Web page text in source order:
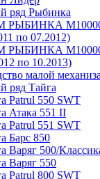
ряд Рыбинка
по 07.2012)
по 10.2013)
малой
ряд Тайга
Patrul 550 SWT
Атака 551 II
Patrul 551 SWT
Барс 850
Варяг 500/
Варяг 550
Patrul 800 SWT